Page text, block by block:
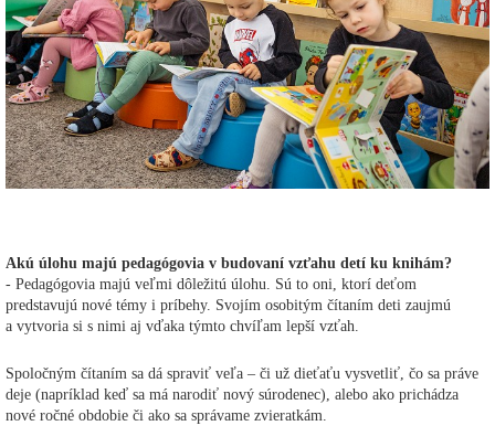
Akú úlohu majú pedagógovia v budovaní vzťahu detí ku knihám?
- Pedagógovia majú veľmi dôležitú úlohu. Sú to oni, ktorí deťom
predstavujú nové témy i príbehy. Svojím osobitým čítaním deti zaujmú
a vytvoria si s nimi aj vďaka týmto chvíľam lepší vzťah.
Spoločným čítaním sa dá spraviť veľa – či už dieťaťu vysvetliť, čo sa práve
deje (napríklad keď sa má narodiť nový súrodenec), alebo ako prichádza
nové ročné obdobie či ako sa správame zvieratkám.